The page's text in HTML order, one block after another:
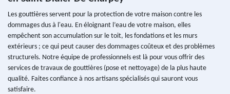
Les gouttières servent pour la protection de votre maison contre les
dommages dus à l'eau. En éloignant l’eau de votre maison, elles
empêchent son accumulation sur le toit, les fondations et les murs
extérieurs ; ce qui peut causer des dommages coûteux et des problèmes
structurels. Notre équipe de professionnels est là pour vous offrir des
services de travaux de gouttières (pose et nettoyage) de la plus haute
qualité. Faites confiance à nos artisans spécialisés qui sauront vous
satisfaire.